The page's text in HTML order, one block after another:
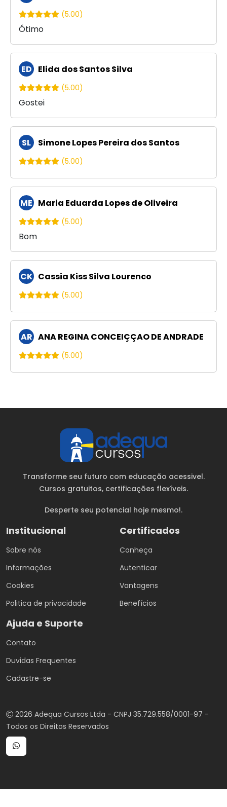
(5.00)
Ótimo
ED Elida dos Santos Silva
(5.00)
Gostei
SL Simone Lopes Pereira dos Santos
(5.00)
ME Maria Eduarda Lopes de Oliveira
(5.00)
Bom
CK Cassia Kiss Silva Lourenco
(5.00)
AR ANA REGINA CONCEIÇÇAO DE ANDRADE
(5.00)
Transforme seu futuro com educação acessivel.
Cursos gratuitos, certificações flexíveis.
Desperte seu potencial hoje mesmo!.
Institucional
Sobre nós
Informações
Cookies
Politica de privacidade
Certificados
Conheça
Autenticar
Vantagens
Benefícios
Ajuda e Suporte
Contato
Duvidas Frequentes
Cadastre-se
2026 Adequa Cursos Ltda - CNPJ 35.729.558/0001-97 -
Todos os Direitos Reservados